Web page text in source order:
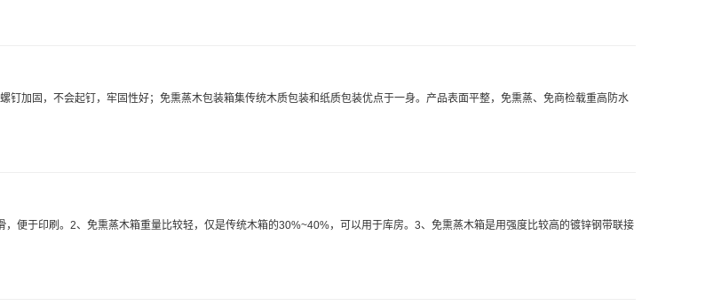
加固，不会起钉，牢固性好；免熏蒸木包装箱集传统木质包装和纸质包装优点于一身。产品表面平整，免熏蒸、免商检载重高防水
便于印刷。2、免熏蒸木箱重量比较轻，仅是传统木箱的30%~40%，可以用于库房。3、免熏蒸木箱是用强度比较高的镀锌钢带联接